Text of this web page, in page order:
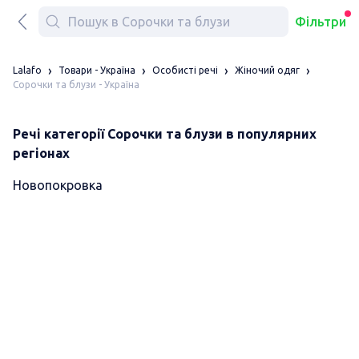
Фільтри
Lalafo Товари - Україна Особисті речі
Жіночий одяг
Сорочки та блузи - Україна
Речі категорії Сорочки та блузи в популярних
регіонах
Новопокровка